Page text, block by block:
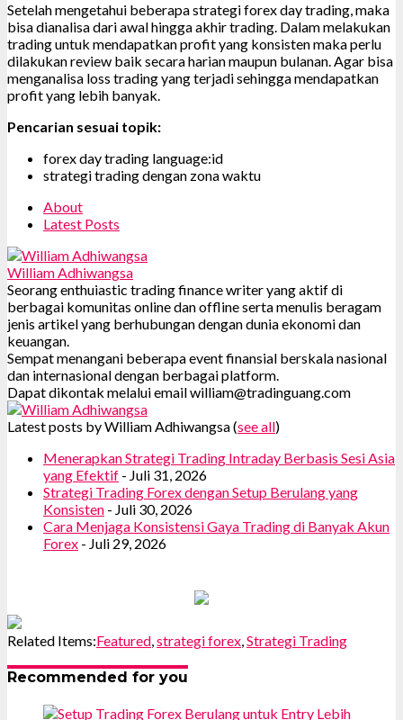
Setelah mengetahui beberapa strategi forex day trading, maka
bisa dianalisa dari awal hingga akhir trading. Dalam melakukan
trading untuk mendapatkan profit yang konsisten maka perlu
dilakukan review baik secara harian maupun bulanan. Agar bisa
menganalisa loss trading yang terjadi sehingga mendapatkan
profit yang lebih banyak.
Pencarian sesuai topik:
forex day trading language:id
strategi trading dengan zona waktu
About
Latest Posts
William Adhiwangsa
Seorang enthuiastic trading finance writer yang aktif di
berbagai komunitas online dan offline serta menulis beragam
jenis artikel yang berhubungan dengan dunia ekonomi dan
keuangan.
Sempat menangani beberapa event finansial berskala nasional
dan internasional dengan berbagai platform.
Dapat dikontak melalui email william@tradinguang.com
Latest posts by William Adhiwangsa(see all)
Menerapkan Strategi Trading Intraday Berbasis Sesi Asia
yang Efektif - Juli 31, 2026
Strategi Trading Forex dengan Setup Berulang yang
Konsisten - Juli 30, 2026
Cara Menjaga Konsistensi Gaya Trading di Banyak Akun
Forex - Juli 29, 2026
Related Items:Featured,strategi forex,Strategi Trading
Recommended for you